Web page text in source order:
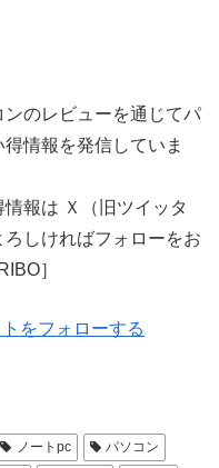
のレビューを通じてパ
情報を発信していま
報は Ｘ（旧ツイッタ
しければフォローをお
］
をフォローする
ノートpc
パソコン